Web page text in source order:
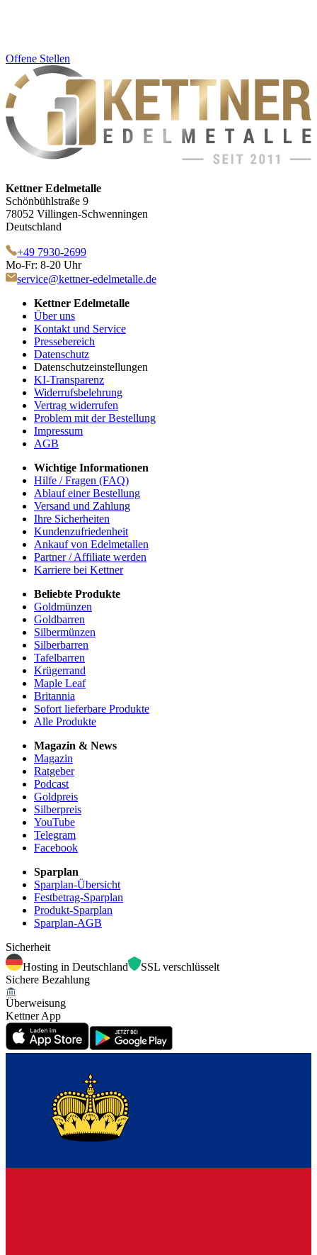
Offene Stellen
Kettner Edelmetalle
Schönbühlstraße 9
78052 Villingen-Schwenningen
Deutschland
+49 7930-2699
Mo-Fr: 8-20 Uhr
service@kettner-edelmetalle.de
Kettner Edelmetalle
Über uns
Kontakt und Service
Pressebereich
Datenschutz
Datenschutzeinstellungen
KI-Transparenz
Widerrufsbelehrung
Vertrag widerrufen
Problem mit der Bestellung
Impressum
AGB
Wichtige Informationen
Hilfe / Fragen (FAQ)
Ablauf einer Bestellung
Versand und Zahlung
Ihre Sicherheiten
Kundenzufriedenheit
Ankauf von Edelmetallen
Partner / Affiliate werden
Karriere bei Kettner
Beliebte Produkte
Goldmünzen
Goldbarren
Silbermünzen
Silberbarren
Tafelbarren
Krügerrand
Maple Leaf
Britannia
Sofort lieferbare Produkte
Alle Produkte
Magazin & News
Magazin
Ratgeber
Podcast
Goldpreis
Silberpreis
YouTube
Telegram
Facebook
Sparplan
Sparplan-Übersicht
Festbetrag-Sparplan
Produkt-Sparplan
Sparplan-AGB
Sicherheit
Hosting in Deutschland
SSL verschlüsselt
Sichere Bezahlung
Überweisung
Kettner App